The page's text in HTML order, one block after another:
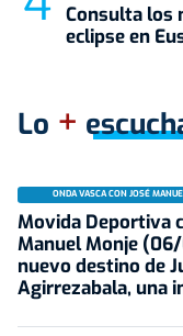
Consulta los
eclipse en
Lo +
ONDA VASCA CON JOSÉ
Movida Deportiva
Manuel Monje
nuevo destino de
Agirrezabala, una